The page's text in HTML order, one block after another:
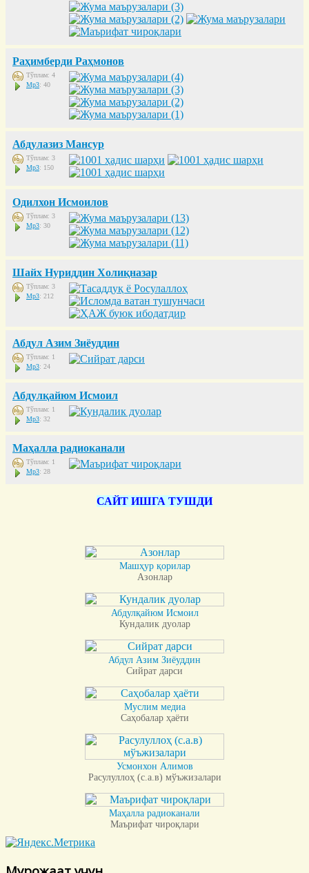
Раҳимберди Раҳмонов
Тўплам: 4
Mp3: 40
Абдулазиз Мансур
Тўплам: 3
Mp3: 150
Одилхон Исмоилов
Тўплам: 3
Mp3: 30
Шайх Нуриддин Холиқназар
Тўплам: 3
Mp3: 212
Абдул Азим Зиёуддин
Тўплам: 1
Mp3: 24
Абдулқайюм Исмоил
Тўплам: 1
Mp3: 32
Маҳалла радиоканали
Тўплам: 1
Mp3: 28
САЙТ ИШГА ТУШДИ
Машҳур қорилар
Азонлар
Абдулқайюм Исмоил
Кундалик дуолар
Абдул Азим Зиёуддин
Сийрат дарси
Муслим медиа
Саҳобалар ҳаёти
Усмонхон Алимов
Расулуллоҳ (с.а.в) мўъжизалари
Маҳалла радиоканали
Маърифат чироқлари